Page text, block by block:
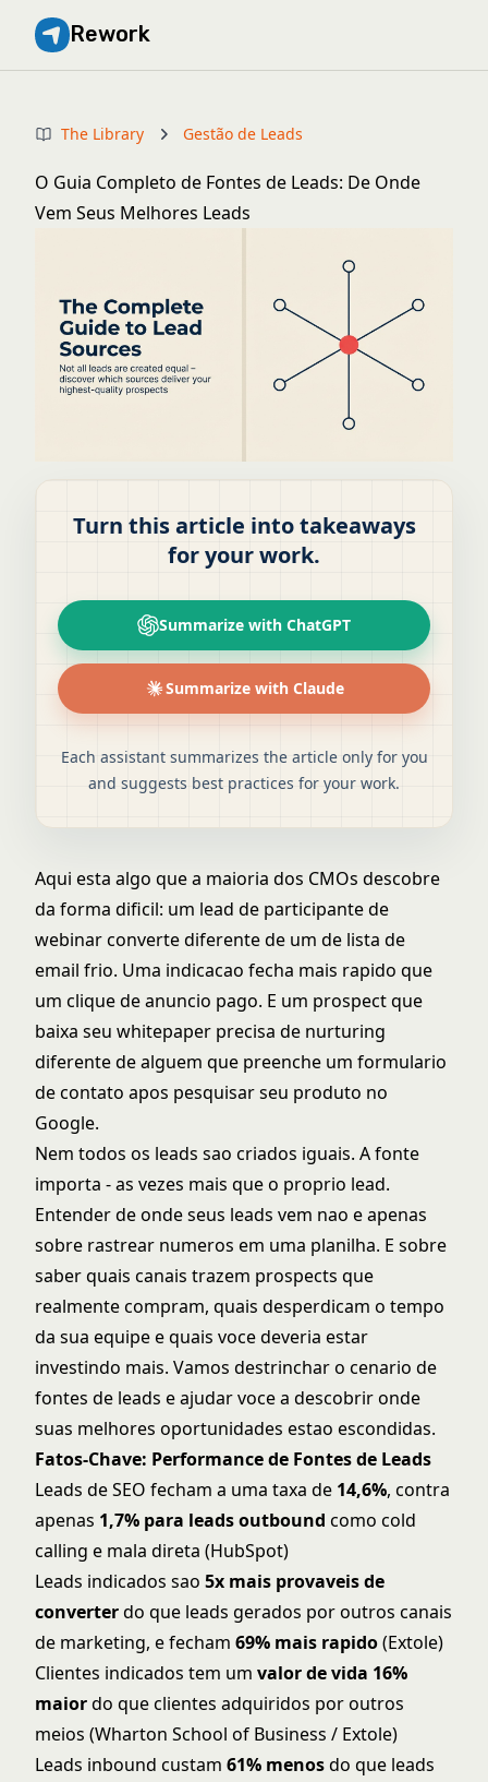
Rework
The Library Gestão de Leads
O Guia Completo de Fontes de Leads: De Onde
Vem Seus Melhores Leads
Turn this article into takeaways
for your work.
Summarize with ChatGPT
Summarize with Claude
Each assistant summarizes the article only for you
and suggests best practices for your work.
Aqui esta algo que a maioria dos CMOs descobre
da forma dificil: um lead de participante de
webinar converte diferente de um de lista de
email frio. Uma indicacao fecha mais rapido que
um clique de anuncio pago. E um prospect que
baixa seu whitepaper precisa de nurturing
diferente de alguem que preenche um formulario
de contato apos pesquisar seu produto no
Google.
Nem todos os leads sao criados iguais. A fonte
importa - as vezes mais que o proprio lead.
Entender de onde seus leads vem nao e apenas
sobre rastrear numeros em uma planilha. E sobre
saber quais canais trazem prospects que
realmente compram, quais desperdicam o tempo
da sua equipe e quais voce deveria estar
investindo mais. Vamos destrinchar o cenario de
fontes de leads e ajudar voce a descobrir onde
suas melhores oportunidades estao escondidas.
Fatos-Chave: Performance de Fontes de Leads
Leads de SEO fecham a uma taxa de 14,6%, contra
apenas 1,7% para leads outbound como cold
calling e mala direta (HubSpot)
Leads indicados sao 5x mais provaveis de
converterdo que leads gerados por outros canais
de marketing, e fecham 69% mais rapido(Extole)
Clientes indicados tem um valor de vida 16%
maiordo que clientes adquiridos por outros
meios (Wharton School of Business / Extole)
Leads inbound custam 61% menosdo que leads